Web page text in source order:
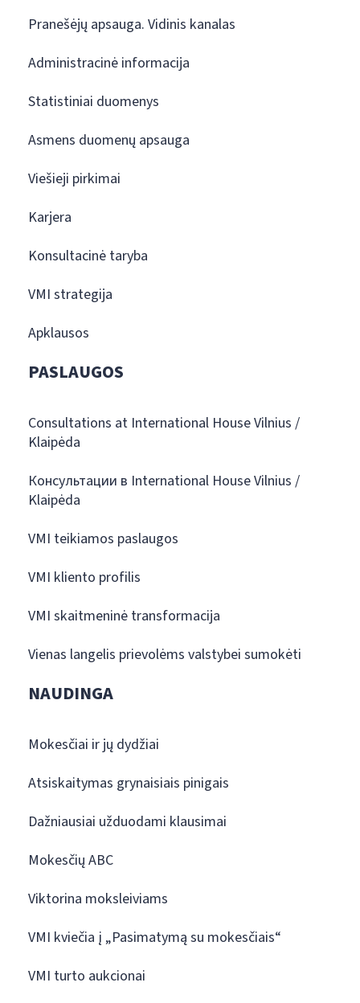
Pranešėjų apsauga. Vidinis kanalas
Administracinė informacija
Statistiniai duomenys
Asmens duomenų apsauga
Viešieji pirkimai
Karjera
Konsultacinė taryba
VMI strategija
Apklausos
PASLAUGOS
Consultations at International House Vilnius /
Klaipėda
Консультации в International House Vilnius /
Klaipėda
VMI teikiamos paslaugos
VMI kliento profilis
VMI skaitmeninė transformacija
Vienas langelis prievolėms valstybei sumokėti
NAUDINGA
Mokesčiai ir jų dydžiai
Atsiskaitymas grynaisiais pinigais
Dažniausiai užduodami klausimai
Mokesčių ABC
Viktorina moksleiviams
VMI kviečia į „Pasimatymą su mokesčiais“
VMI turto aukcionai